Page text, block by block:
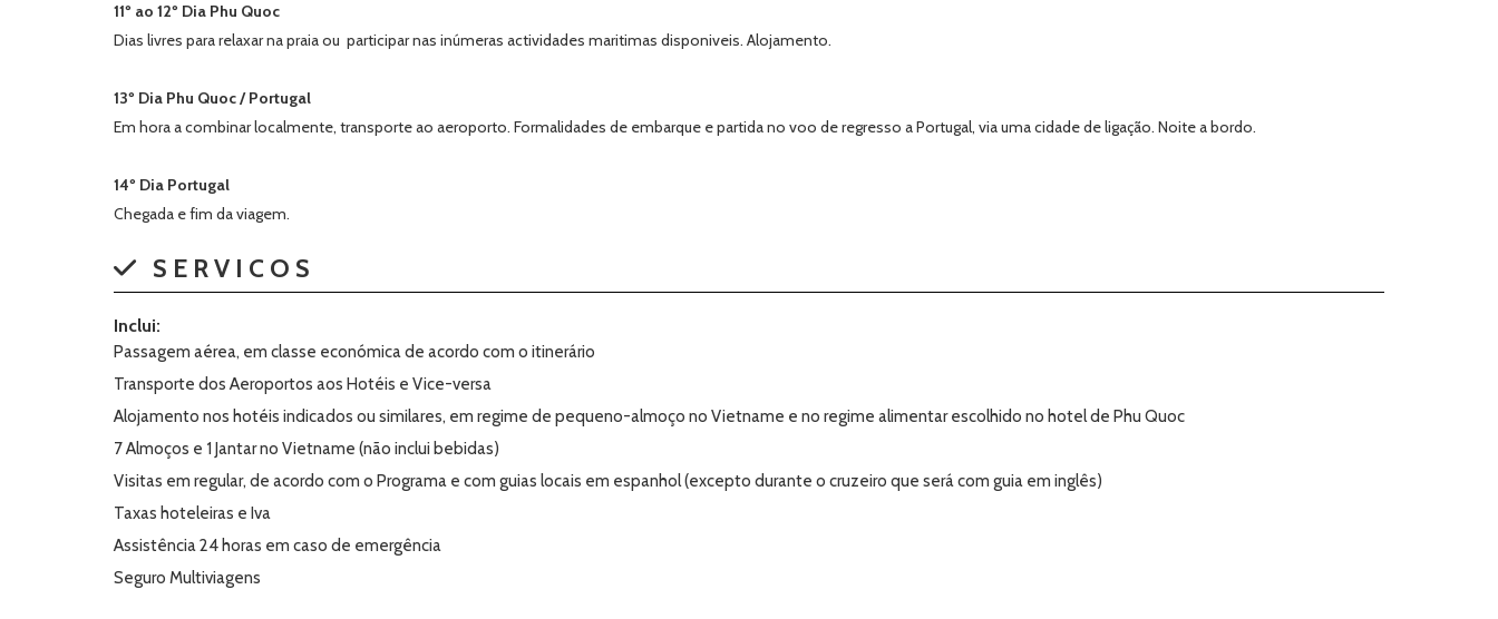
11º ao 12º Dia Phu Quoc
Dias livres para relaxar na praia ou participar nas inúmeras actividades maritimas disponiveis. Alojamento.
13º Dia Phu Quoc / Portugal
Em hora a combinar localmente, transporte ao aeroporto. Formalidades de embarque e partida no voo de regresso a Portugal, via uma cidade de ligação. Noite a bordo.
14º Dia Portugal
Chegada e fim da viagem.
SERVICOS
Inclui:
Passagem aérea, em classe económica de acordo com o itinerário
Transporte dos Aeroportos aos Hotéis e Vice-versa
Alojamento nos hotéis indicados ou similares, em regime de pequeno-almoço no Vietname e no regime alimentar escolhido no hotel de Phu Quoc
7 Almoços e 1 Jantar no Vietname (não inclui bebidas)
Visitas em regular, de acordo com o Programa e com guias locais em espanhol (excepto durante o cruzeiro que será com guia em inglês)
Taxas hoteleiras e Iva
Assistência 24 horas em caso de emergência
Seguro Multiviagens